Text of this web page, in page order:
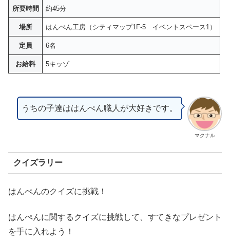
所要時間 約45分
場所 はんぺん工房（シティマップ1F-5 イベントスペース1）
定員 6名
お給料 5キッゾ
マクナル
うちの子達ははんぺん職人が大好きです。
クイズラリー
はんぺんのクイズに挑戦！
はんぺんに関するクイズに挑戦して、すてきなプレゼント
を手に入れよう！